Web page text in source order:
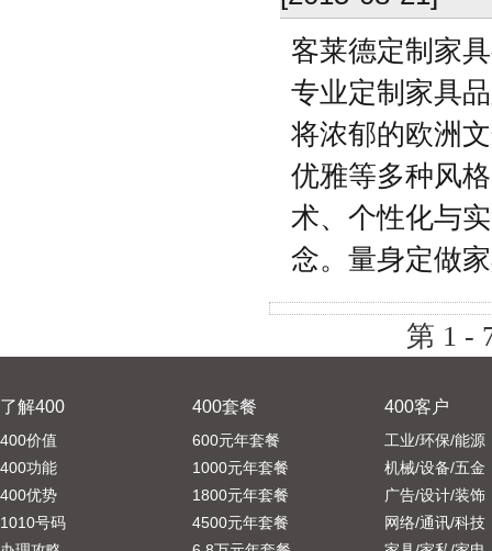
客莱德定制家
专业定制家具
将浓郁的欧洲
优雅等多种风
术、个性化与
念。量身定做
第 1 -
了解400
400价值
400功能
400优势
1010号码
400套餐
600元年套餐
1000元年套餐
1800元年套餐
4500元年套餐
400客户
工业/环保/能源
机械/设备/五金
广告/设计/装饰
网络/通讯/科技